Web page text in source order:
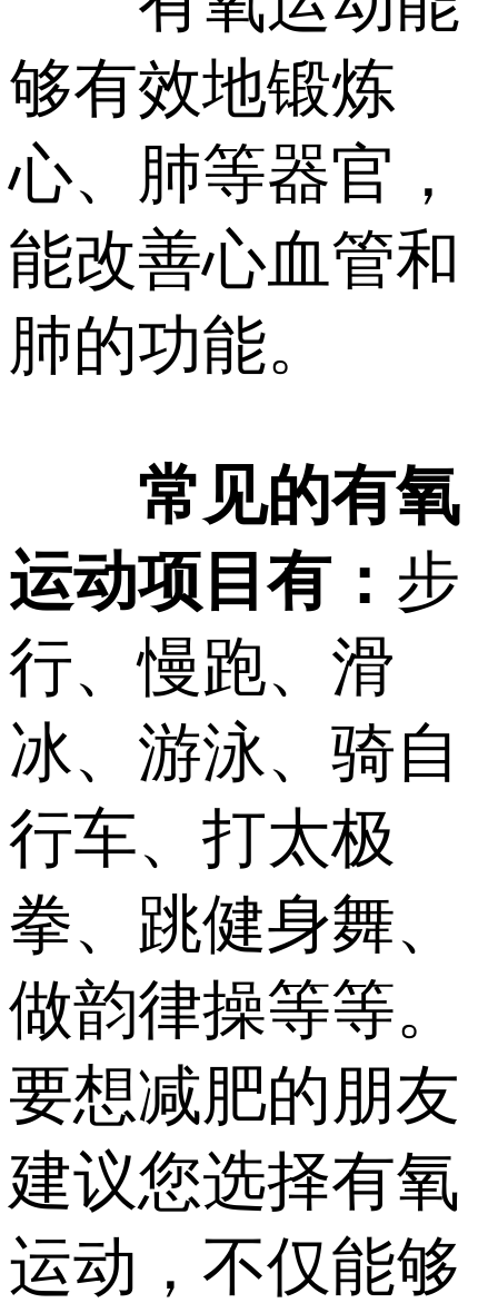
够有效地锻炼
心、肺等器官，
能改善心血管和
肺的功能。
常见的有氧
运动项目有： 步
行、慢跑、滑
冰、游泳、骑自
行车、打太极
拳、跳健身舞、
做韵律操等等。
要想减肥的朋友
建议您选择有氧
运动，不仅能够